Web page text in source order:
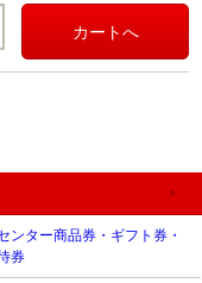
ンター商品券・ギフト券・
券